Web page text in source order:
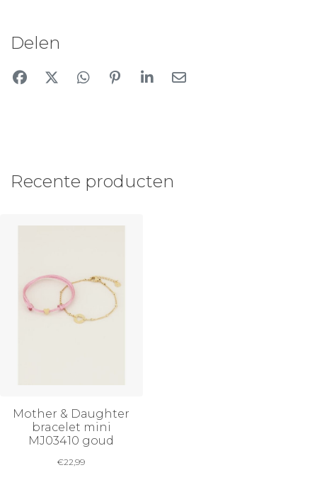
Delen
Recente producten
Mother & Daughter
bracelet mini
MJ03410 goud
€22,99